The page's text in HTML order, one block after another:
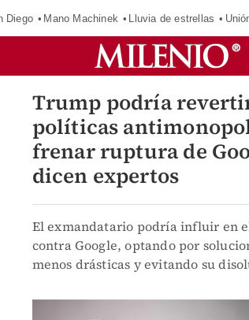
Diego Mano Machinek Lluvia de estrellas
Trump podría
políticas
frenar ruptura de
dicen expertos
El exmandatario podría influir en
contra Google, optando por
menos drásticas y evitando su